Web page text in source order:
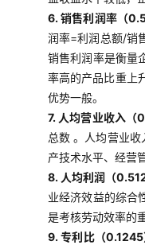
6. 销售利润率（
润率=利润总额/销
销售利润率是衡量
率高的产品比重上
优势一般。
7. 人均营业收入（
总数 。人均营业
产技术水平、经营
8. 人均利润（
业经济效益的综合
是考核劳动效率的
9. 专利比（